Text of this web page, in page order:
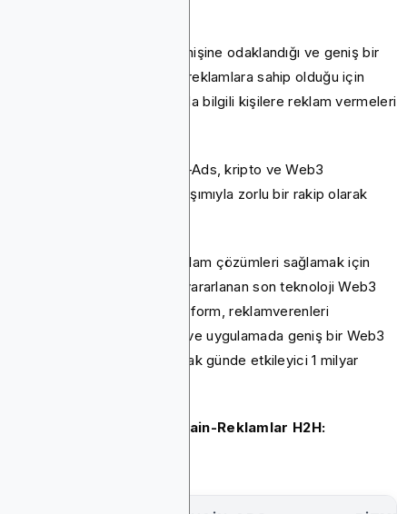
Bitmedia, kripto para birimi nişine odaklandığı ve geniş bir
yayıncı ağına ve çok çeşitli reklamlara sahip olduğu için
işletmelerin kripto konusunda bilgili kişilere reklam vermeleri
Bununla birlikte, Blockchain-Ads, kripto ve Web3
reklamcılığına yenilikçi yaklaşımıyla zorlu bir rakip olarak
Blockchain-Ads, hedefli reklam çözümleri sağlamak için
blok zinciri teknolojisinden yararlanan son teknoloji Web3
tabanlı bir reklam ağıdır. Platform, reklamverenleri
9.000'den fazla web sitesi ve uygulamada geniş bir Web3
kullanıcısı kitlesine bağlayarak günde etkileyici 1 milyar
Hızlı Bitmedia ve Blockchain-Reklamlar H2H: